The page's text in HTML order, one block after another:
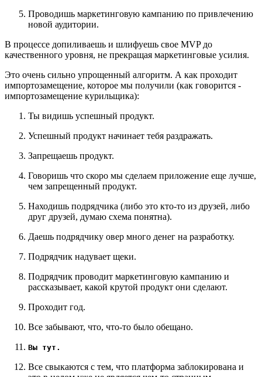
Проводишь маркетинговую кампанию по привлечению
новой аудитории.
В процессе допиливаешь и шлифуешь свое MVP до
качественного уровня, не прекращая маркетинговые усилия.
Это очень сильно упрощенный алгоритм. А как проходит
импортозамещение, которое мы получили (как говорится -
импортозамещение курильщика):
Ты видишь успешный продукт.
Успешный продукт начинает тебя раздражать.
Запрещаешь продукт.
Говоришь что скоро мы сделаем приложение еще лучше,
чем запрещенный продукт.
Находишь подрядчика (либо это кто-то из друзей, либо
друг друзей, думаю схема понятна).
Даешь подрядчику овер много денег на разработку.
Подрядчик надувает щеки.
Подрядчик проводит маркетинговую кампанию и
рассказывает, какой крутой продукт они сделают.
Проходит год.
Все забывают, что, что-то было обещано.
Вы тут.
Все свыкаются с тем, что платформа заблокирована и